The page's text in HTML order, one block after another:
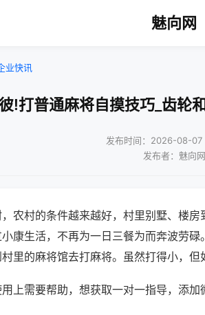
魅向网
业快讯
!打普通麻将自摸技巧_齿轮
发布时间：2026-08-07
发布者：魅向网
农村的条件越来越好，村里别墅、楼
康生活，不再为一日三餐为而奔波劳
里的麻将馆去打麻将。虽然打得小，但
上需要帮助，想获取一对一指导，添加